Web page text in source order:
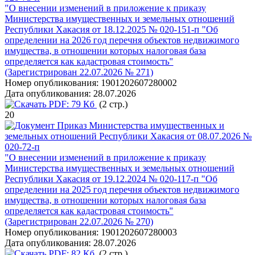
"О внесении изменений в приложение к приказу
Министерства имущественных и земельных отношений
Республики Хакасия от 18.12.2025 № 020-151-п "Об
определении на 2026 год перечня объектов недвижимого
имущества, в отношении которых налоговая база
определяется как кадастровая стоимость"
(Зарегистрирован 22.07.2026 № 271)
Номер опубликования: 1901202607280002
Дата опубликования: 28.07.2026
PDF: 79 Кб (2 стр.)
20
Приказ Министерства имущественных и
земельных отношений Республики Хакасия от 08.07.2026 №
020-72-п
"О внесении изменений в приложение к приказу
Министерства имущественных и земельных отношений
Республики Хакасия от 19.12.2024 № 020-117-п "Об
определении на 2025 год перечня объектов недвижимого
имущества, в отношении которых налоговая база
определяется как кадастровая стоимость"
(Зарегистрирован 22.07.2026 № 270)
Номер опубликования: 1901202607280003
Дата опубликования: 28.07.2026